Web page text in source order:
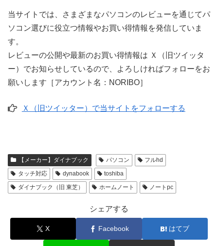
当サイトでは、さまざまなパソコンのレビューを通じてパ
ソコン選びに役立つ情報やお買い得情報を発信していま
す。
レビューの公開や最新のお買い得情報は Ｘ（旧ツイッタ
ー）でお知らせしているので、よろしければフォローをお
願いします［アカウント名：NORIBO］
Ｘ（旧ツイッター）で当サイトをフォローする
【メーカー】ダイナブック パソコン
フルhd
タッチ対応
dynabook
toshiba
ダイナブック（旧 東芝）
ホームノート ノートpc
シェアする
X Facebook はてブ